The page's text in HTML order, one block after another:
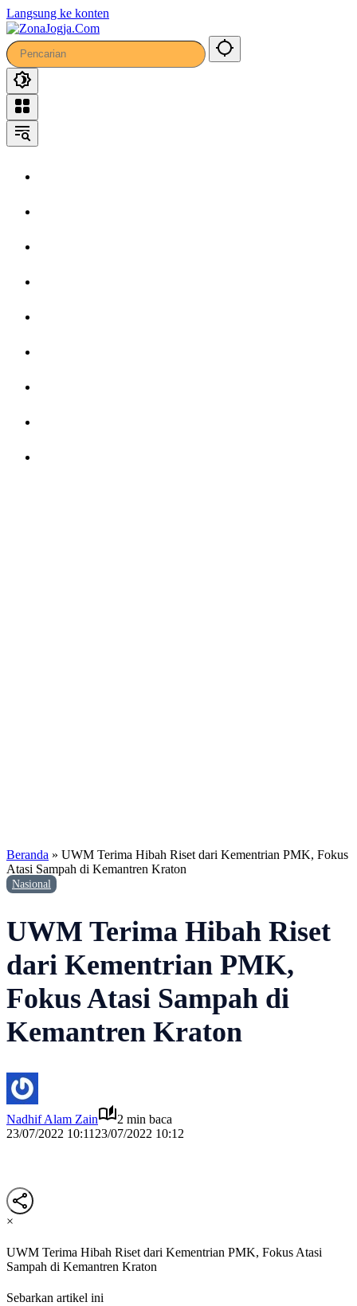
Langsung ke konten
Beranda » UWM Terima Hibah Riset dari Kementrian PMK, Fokus
Atasi Sampah di Kemantren Kraton
Nasional
UWM Terima Hibah Riset
dari Kementrian PMK,
Fokus Atasi Sampah di
Kemantren Kraton
Nadhif Alam Zain
2 min baca
23/07/2022 10:11 23/07/2022 10:12
×
UWM Terima Hibah Riset dari Kementrian PMK, Fokus Atasi
Sampah di Kemantren Kraton
Sebarkan artikel ini